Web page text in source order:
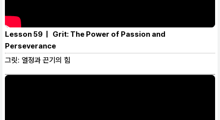
Lesson 59 | Grit: The Power of Passion and
Perseverance
그릿: 열정과 끈기의 힘